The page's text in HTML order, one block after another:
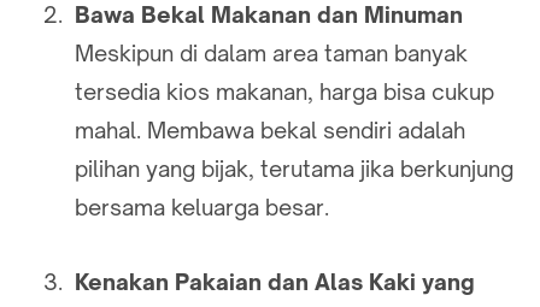
Bawa Bekal Makanan dan Minuman
Meskipun di dalam area taman banyak
tersedia kios makanan, harga bisa cukup
mahal. Membawa bekal sendiri adalah
pilihan yang bijak, terutama jika berkunjung
bersama keluarga besar.
Kenakan Pakaian dan Alas Kaki yang